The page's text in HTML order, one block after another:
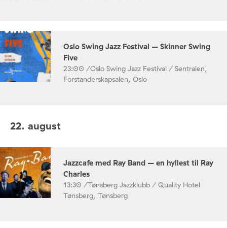
Oslo Swing Jazz Festival – Skinner Swing
Five
23:00 /Oslo Swing Jazz Festival / Sentralen,
Forstanderskapsalen, Oslo
22. august
Jazzcafe med Ray Band – en hyllest til Ray
Charles
13:30 /Tønsberg Jazzklubb / Quality Hotel
Tønsberg, Tønsberg